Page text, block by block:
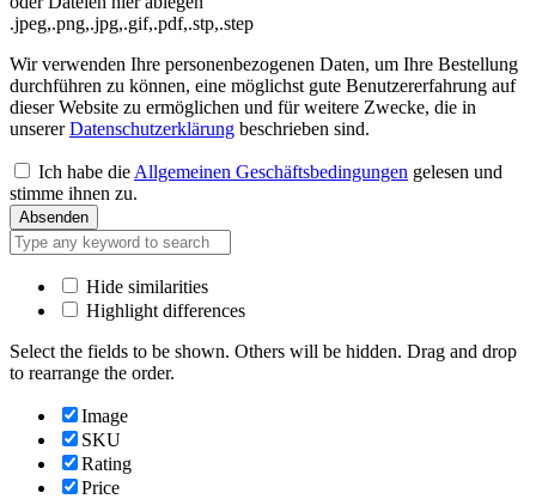
.jpeg,.png,.jpg,.gif,.pdf,.stp,.step
Wir verwenden Ihre personenbezogenen Daten, um Ihre Bestellung
durchführen zu können, eine möglichst gute Benutzererfahrung auf
dieser Website zu ermöglichen und für weitere Zwecke, die in
unsererDatenschutzerklärung beschrieben sind.
Ich habe die Allgemeinen Geschäftsbedingungen gelesen und
stimme ihnen zu.
Hide similarities
Highlight differences
Select the fields to be shown. Others will be hidden. Drag and drop
to rearrange the order.
Image
SKU
Rating
Price